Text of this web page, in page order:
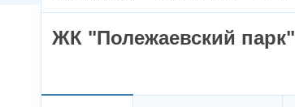
ЖК "Полежаевский парк"